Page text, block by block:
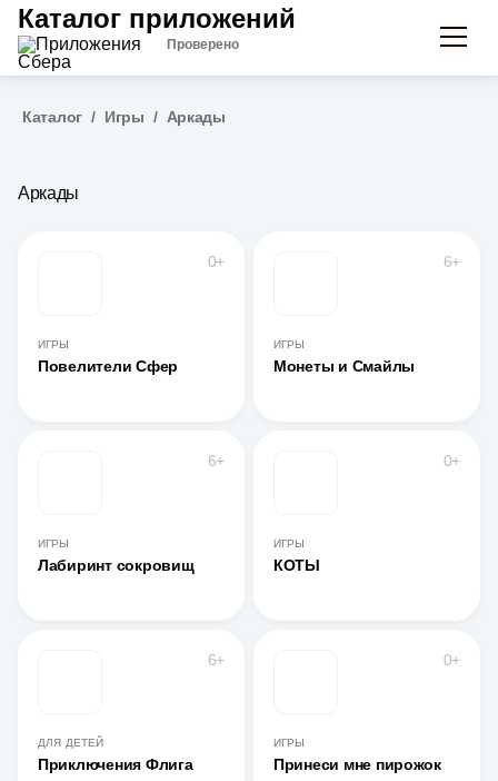
Каталог приложений
Проверено
Каталог / Игры / Аркады
Аркады
0+
ИГРЫ
Повелители Сфер
6+
ИГРЫ
Монеты и Смайлы
6+
ИГРЫ
Лабиринт сокровищ
0+
ИГРЫ
КОТЫ
6+
ДЛЯ ДЕТЕЙ
Приключения Флига
0+
ИГРЫ
Принеси мне пирожок